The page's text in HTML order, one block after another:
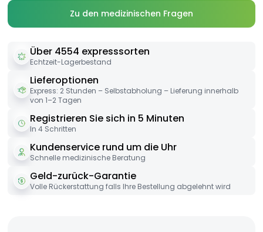
Zu den medizinischen Fragen
Über 4554 expresssorten
Echtzeit-Lagerbestand
Lieferoptionen
Express: 2 Stunden – Selbstabholung – Lieferung innerhalb
von 1–2 Tagen
Registrieren Sie sich in 5 Minuten
In 4 Schritten
Kundenservice rund um die Uhr
Schnelle medizinische Beratung
Geld-zurück-Garantie
Volle Rückerstattung falls Ihre Bestellung abgelehnt wird